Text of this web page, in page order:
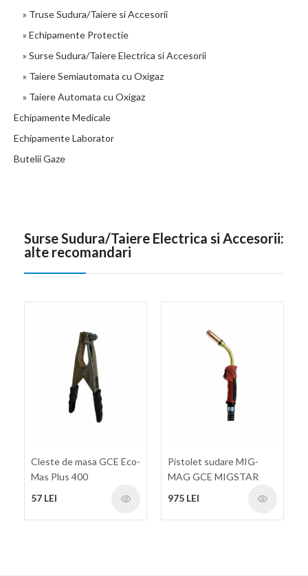
» Truse Sudura/Taiere si Accesorii
» Echipamente Protectie
» Surse Sudura/Taiere Electrica si Accesorii
» Taiere Semiautomata cu Oxigaz
» Taiere Automata cu Oxigaz
Echipamente Medicale
Echipamente Laborator
Butelii Gaze
Surse Sudura/Taiere Electrica si Accesorii:
alte recomandari
Cleste de masa GCE Eco-
Mas Plus 400
57 LEI
Pistolet sudare MIG-
MAG GCE MIGSTAR
PRO 511, 4m, racire cu
975 LEI